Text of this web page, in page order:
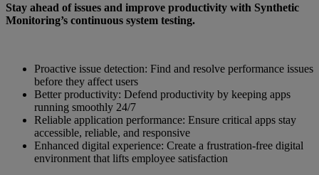
Stay ahead of issues and improve productivity with Synthetic
Monitoring’s continuous system testing.
Proactive issue detection: Find and resolve performance issues
before they affect users
Better productivity: Defend productivity by keeping apps
running smoothly 24/7
Reliable application performance: Ensure critical apps stay
accessible, reliable, and responsive
Enhanced digital experience: Create a frustration-free digital
environment that lifts employee satisfaction